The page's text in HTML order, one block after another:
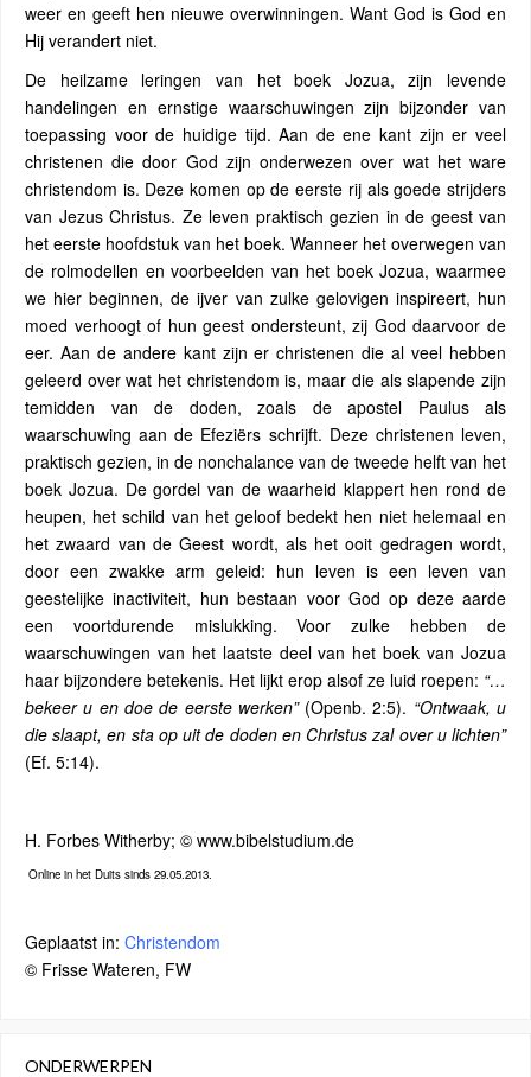
weer en geeft hen nieuwe overwinningen. Want God is God en
Hij verandert niet.
De heilzame leringen van het boek Jozua, zijn levende
handelingen en ernstige waarschuwingen zijn bijzonder van
toepassing voor de huidige tijd. Aan de ene kant zijn er veel
christenen die door God zijn onderwezen over wat het ware
christendom is. Deze komen op de eerste rij als goede strijders
van Jezus Christus. Ze leven praktisch gezien in de geest van
het eerste hoofdstuk van het boek. Wanneer het overwegen van
de rolmodellen en voorbeelden van het boek Jozua, waarmee
we hier beginnen, de ijver van zulke gelovigen inspireert, hun
moed verhoogt of hun geest ondersteunt, zij God daarvoor de
eer. Aan de andere kant zijn er christenen die al veel hebben
geleerd over wat het christendom is, maar die als slapende zijn
temidden van de doden, zoals de apostel Paulus als
waarschuwing aan de Efeziërs schrijft. Deze christenen leven,
praktisch gezien, in de nonchalance van de tweede helft van het
boek Jozua. De gordel van de waarheid klappert hen rond de
heupen, het schild van het geloof bedekt hen niet helemaal en
het zwaard van de Geest wordt, als het ooit gedragen wordt,
door een zwakke arm geleid: hun leven is een leven van
geestelijke inactiviteit, hun bestaan voor God op deze aarde
een voortdurende mislukking. Voor zulke hebben de
waarschuwingen van het laatste deel van het boek van Jozua
haar bijzondere betekenis. Het lijkt erop alsof ze luid roepen: “…
bekeer u en doe de eerste werken”(Openb. 2:5). “Ontwaak, u
die slaapt, en sta op uit de doden en Christus zal over u lichten”
(Ef. 5:14).
H. Forbes Witherby; © www.bibelstudium.de
Online in het Duits sinds 29.05.2013.
Geplaatst in: Christendom
© Frisse Wateren, FW
ONDERWERPEN